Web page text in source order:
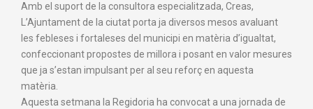
Amb el suport de la consultora especialitzada, Creas,
L’Ajuntament de la ciutat porta ja diversos mesos avaluant
les febleses i fortaleses del municipi en matèria d’igualtat,
confeccionant propostes de millora i posant en valor mesures
que ja s’estan impulsant per al seu reforç en aquesta
matèria.
Aquesta setmana la Regidoria ha convocat a una jornada de